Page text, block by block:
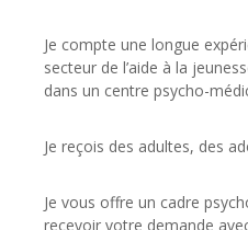
Je compte une longue
secteur de l’aide à la
dans un centre psycho-
Je reçois des adultes, des
Je vous offre un cadre
recevoir votre demande